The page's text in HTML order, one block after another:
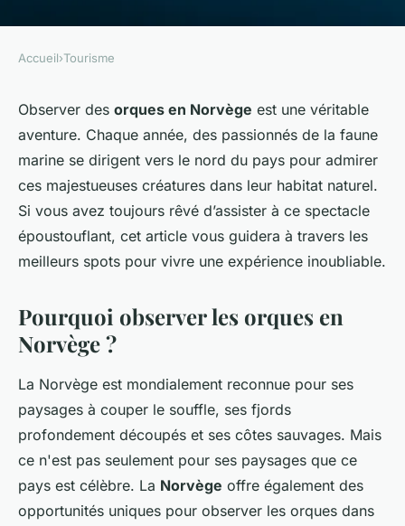
Quels sont les meilleurs spots
pour observer les orques en
Norvège?
Ilyes•30 juin 2024•6 min de lecture
Accueil›Tourisme
Observer des orques en Norvège est une véritable
aventure. Chaque année, des passionnés de la faune
marine se dirigent vers le nord du pays pour admirer
ces majestueuses créatures dans leur habitat naturel.
Si vous avez toujours rêvé d’assister à ce spectacle
époustouflant, cet article vous guidera à travers les
meilleurs spots pour vivre une expérience inoubliable.
Pourquoi observer les orques en
Norvège ?
La Norvège est mondialement reconnue pour ses
paysages à couper le souffle, ses fjords
profondement découpés et ses côtes sauvages. Mais
ce n'est pas seulement pour ses paysages que ce
pays est célèbre. La Norvège offre également des
opportunités uniques pour observer les orques dans